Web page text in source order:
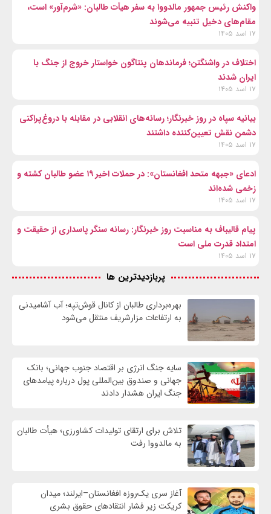
واکنش رئیس جمهور مالدووا به سفر هیأت طالبان: «شرم‌آور» است،
مقام‌های دخیل تنبیه می‌شوند
۱۷ اسد ۱۴۰۵
اختلاف در واشنگتن؛ فرماندهان پنتاگون خواستار خروج از جنگ با
ایران شدند
۱۷ اسد ۱۴۰۵
بیانیه سپاه در روز خبرنگار؛ رسانه‌های انقلابی در مقابله با دروغ‌پراکنی
دشمن نقش تعیین‌کننده داشتند
۱۷ اسد ۱۴۰۵
ادعای «جبهه متحد افغانستان»: در حملات اخیر ۱۹ عضو طالبان کشته و
زخمی شده‌اند
۱۷ اسد ۱۴۰۵
پیام قالیباف به مناسبت روز خبرنگار: رسانه سنگر پاسداری از حقیقت و
امتداد قدرت ملی است
۱۷ اسد ۱۴۰۵
پربازدیدترین ها
بهره‌برداری طالبان از کانال قوش‌تپه؛ آب آشامیدنی
به ارتفاعات مزارشریف منتقل می‌شود
سایه جنگ انرژی بر اقتصاد جنوب جهانی؛ بانک
جهانی و صندوق بین‌المللی پول درباره پیامدهای
جنگ ایران هشدار دادند
تلاش برای ارتقای تولیدات کشاورزی؛ هیأت طالبان
به مالدووا رفت
آغاز سری یک‌روزه افغانستان–ایرلند؛ میدان
کریکت زیر فشار انتقادهای حقوق بشری